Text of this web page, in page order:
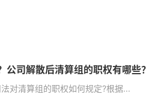
司解散后清算组的职权有哪些？
对清算组的职权如何规定?根据...